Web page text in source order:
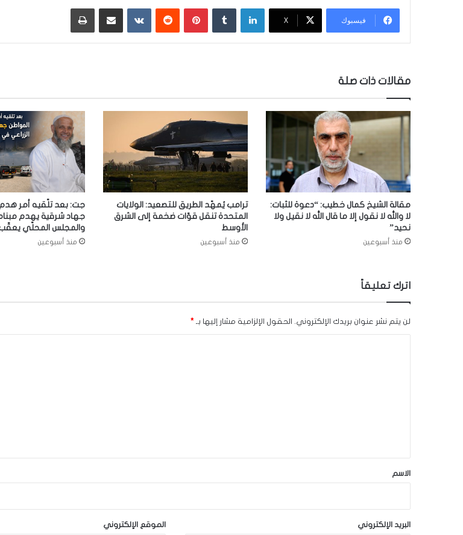
فيسبوك ‫X
لينكدإن بينتيريست ‏VKontakte
مقالات ذات صلة
مقالة الشيخ كمال خطيب: “دعوة للثبات:
لا والله لا نقول إلا ما قال الله لا نقيل ولا
نحيد”
منذ أسبوعين
ترامب يُمهّد الطريق للتصعيد: الولايات
المتحدة تنقل قوّات ضخمة إلى الشرق
الأوسط
منذ أسبوعين
جت: بعد تلّقيه أمر هدم
جهاد شرقية يهدم
والمجلس المحلّي
منذ أسبوعين
اترك تعليقاً
لن يتم نشر عنوان بريدك الإلكتروني. الحقول الإلزامية مشار إليها بـ *
*
الاسم
البريد الإلكتروني الموقع الإلكتروني